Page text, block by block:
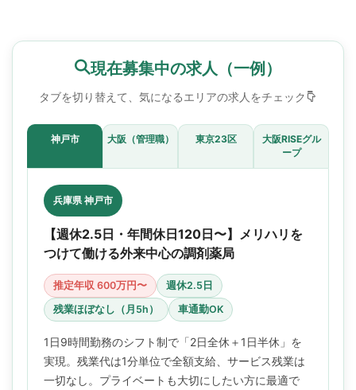
現在募集中の求人（一例）
タブを切り替えて、気になるエリアの求人をチェック
神戸市 大阪（管理職） 東京23区
大阪RISEグル
ープ
兵庫県 神戸市
【週休2.5日・年間休日120日〜】メリハリを
つけて働ける外来中心の調剤薬局
推定年収 600万円〜
週休2.5日
残業ほぼなし（月5h）
車通勤OK
1日9時間勤務のシフト制で「2日全休＋1日半休」を
実現。残業代は1分単位で全額支給、サービス残業は
一切なし。プライベートも大切にしたい方に最適で